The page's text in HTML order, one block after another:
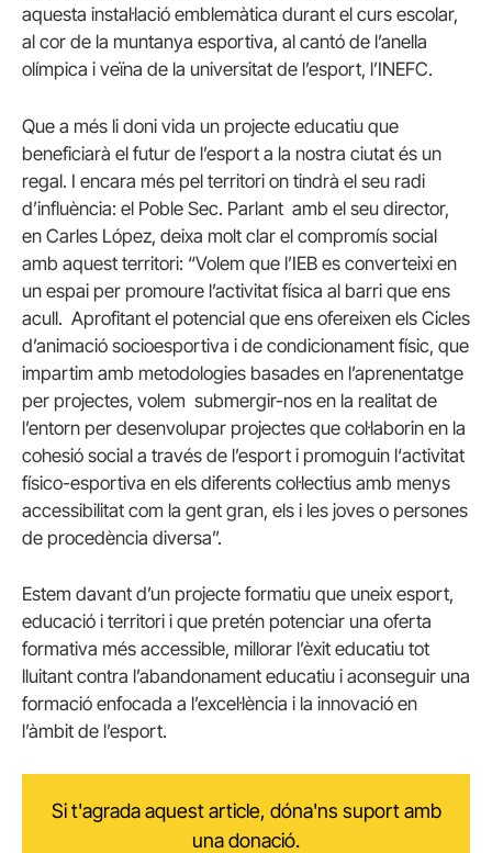
aquesta instal·lació emblemàtica durant el curs escolar,
al cor de la muntanya esportiva, al cantó de l’anella
olímpica i veïna de la universitat de l’esport, l’INEFC.
Que a més li doni vida un projecte educatiu que
beneficiarà el futur de l’esport a la nostra ciutat és un
regal. I encara més pel territori on tindrà el seu radi
d’influència: el Poble Sec. Parlant amb el seu director,
en Carles López, deixa molt clar el compromís social
amb aquest territori: “Volem que l’IEB es converteixi en
un espai per promoure l’activitat física al barri que ens
acull. Aprofitant el potencial que ens ofereixen els Cicles
d’animació socioesportiva i de condicionament físic, que
impartim amb metodologies basades en l’aprenentatge
per projectes, volem submergir-nos en la realitat de
l’entorn per desenvolupar projectes que col·laborin en la
cohesió social a través de l’esport i promoguin l‘activitat
físico-esportiva en els diferents col·lectius amb menys
accessibilitat com la gent gran, els i les joves o persones
de procedència diversa”.
Estem davant d’un projecte formatiu que uneix esport,
educació i territori i que pretén potenciar una oferta
formativa més accessible, millorar l’èxit educatiu tot
lluitant contra l’abandonament educatiu i aconseguir una
formació enfocada a l’excel·lència i la innovació en
l’àmbit de l’esport.
Si t'agrada aquest article, dóna'ns suport amb
una donació.